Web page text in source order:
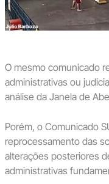
O mesmo comunicado
administrativas ou
análise da Janela de
Porém, o Comunicado
reprocessamento das
alterações posteriores
administrativas